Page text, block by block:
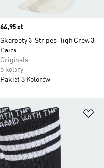
Price
64,95 zł
Skarpety 3-Stripes High Crew 3
Pairs
Originals
5 kolory
Pakiet 3 Kolorów